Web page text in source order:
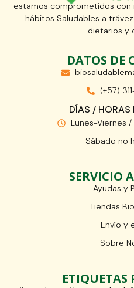
estamos comprometidos
hábitos Saludables a
dietarios y
DATOS DE
(+57)
DÍAS / HORAS
Lunes-Viernes
Sábado no
SERVICIO
Ayudas y
Tiendas
Envío y
Sobre
ETIQUETAS